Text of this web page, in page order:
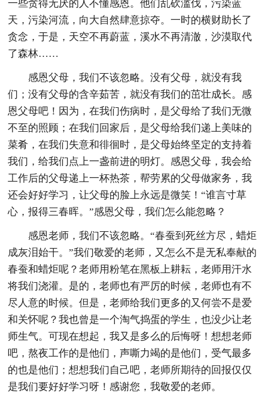
一些贪得无厌的人不懂感恩。他们乱砍滥伐，污染蓝
天，污染河流，向大自然肆意掠夺。一时的横财助长了
贪念，于是，天空不再蔚蓝，溪水不再清澈，沙漠取代
了森林……
感恩父母，我们不该忽略。没有父母，就没有我
们；没有父母的含辛茹苦，就没有我们的茁壮成长。感
恩父母吧！因为，在我们伤病时，是父母给了我们无微
不至的照顾；在我们回家后，是父母给我们递上美味的
菜肴，在我们失意和徘徊时，是父母始终坚定的支持着
我们，给我们点上一盏前进的明灯。感恩父母，我会给
工作后的父母递上一杯热茶，帮劳累的父母做家务，我
还会好好学习，让父母的脸上永远是微笑！“谁言寸草
心，报得三春晖。”感恩父母，我们怎么能忽略？
感恩老师，我们不该忽略。“春蚕到死丝方尽，蜡炬
成灰泪始干。”我们敬爱的老师，又怎么不是无私奉献的
春蚕和蜡炬呢？老师用粉笔在黑板上耕耘，老师用汗水
将我们浇灌。是的，老师也有严厉的时候，老师也有不
尽人意的时候。但是，老师给我们更多的又何尝不是爱
和关怀呢？我也曾是一个淘气捣蛋的学生，也没少让老
师生气。可现在想起，我又是多么的后悔呀！想想老师
吧，熬夜工作的是他们，声嘶力竭的是他们，受气最多
的也是他们；想想我们自己吧，老师所期待的回报仅仅
是我们要好好学习呀！感谢您，我敬爱的老师。